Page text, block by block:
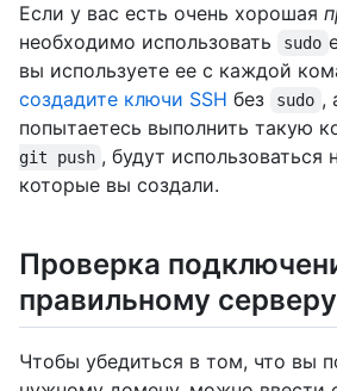
Если у вас есть очень хорошая
необходимо использовать
sudo
вы используете ее с каждой
создадите ключи SSH без sudo ,
попытаетесь выполнить такую
git push , будут использоваться
которые вы создали.
Проверка
правильному серверу
Чтобы убедиться в том, что вы